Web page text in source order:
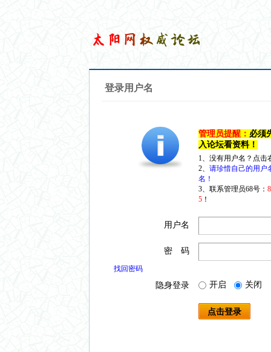
登录用户名
管理员提醒： 必须
入论坛看资料！
1、没有用户名？点
2、 请珍惜自己的用户
名！
3、联系管理员68号：
5 ！
用户名
密 码
找回密码
隐身登录 开启 关闭
点击登录